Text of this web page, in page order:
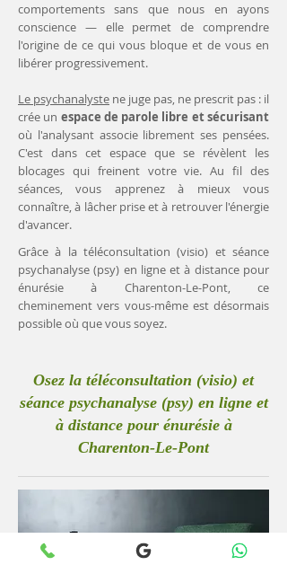
comportements sans que nous en ayons
conscience — elle permet de comprendre
l'origine de ce qui vous bloque et de vous en
libérer progressivement.
Le psychanalyste ne juge pas, ne prescrit pas : il
crée un espace de parole libre et sécurisant
où l'analysant associe librement ses pensées.
C'est dans cet espace que se révèlent les
blocages qui freinent votre vie. Au fil des
séances, vous apprenez à mieux vous
connaître, à lâcher prise et à retrouver l'énergie
d'avancer.
Grâce à la téléconsultation (visio) et séance
psychanalyse (psy) en ligne et à distance pour
énurésie à Charenton-Le-Pont, ce
cheminement vers vous-même est désormais
possible où que vous soyez.
Osez la téléconsultation (visio) et
séance psychanalyse (psy) en ligne et
à distance pour énurésie à
Charenton-Le-Pont